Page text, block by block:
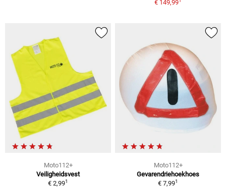
€ 149,99
Moto112+
Veiligheidsvest
€ 2,991
Moto112+
Gevarendriehoekhoes
€ 7,991